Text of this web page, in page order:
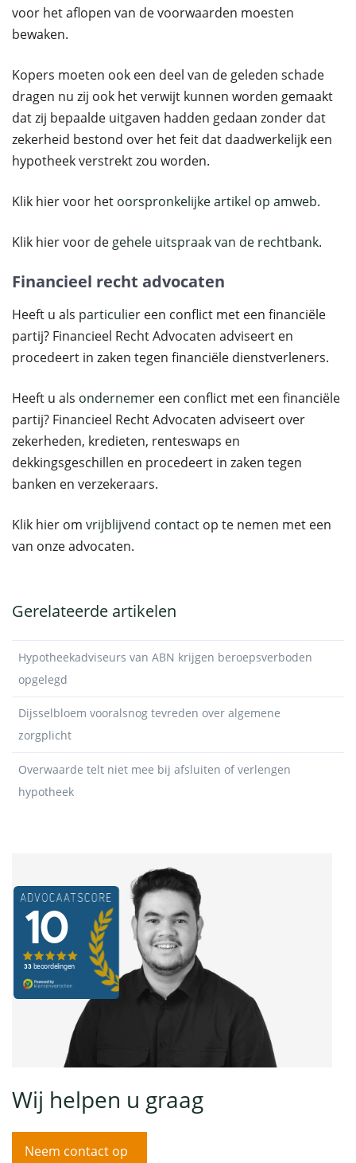
voor het aflopen van de voorwaarden moesten
bewaken.
Kopers moeten ook een deel van de geleden schade
dragen nu zij ook het verwijt kunnen worden gemaakt
dat zij bepaalde uitgaven hadden gedaan zonder dat
zekerheid bestond over het feit dat daadwerkelijk een
hypotheek verstrekt zou worden.
Klik hier voor het oorspronkelijke artikel op amweb.
Klik hier voor de gehele uitspraak van de rechtbank.
Financieel recht advocaten
Heeft u als particulier een conflict met een financiële
partij? Financieel Recht Advocaten adviseert en
procedeert in zaken tegen financiële dienstverleners.
Heeft u als ondernemer een conflict met een financiële
partij? Financieel Recht Advocaten adviseert over
zekerheden, kredieten, renteswaps en
dekkingsgeschillen en procedeert in zaken tegen
banken en verzekeraars.
Klik hier om vrijblijvend contact op te nemen met een
van onze advocaten.
Gerelateerde artikelen
Hypotheekadviseurs van ABN krijgen beroepsverboden
opgelegd
Dijsselbloem vooralsnog tevreden over algemene
zorgplicht
Overwaarde telt niet mee bij afsluiten of verlengen
hypotheek
Wij helpen u graag
Neem contact op